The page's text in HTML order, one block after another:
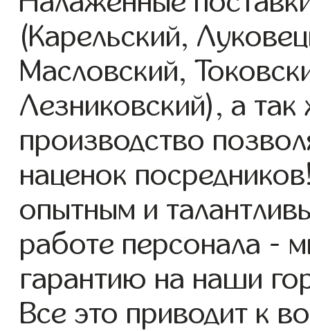
(Карельский,
Масловский,
Лезниковский), а
производство
наценок
опытным и
работе персонала -
гарантию на наши
Все это приводит к